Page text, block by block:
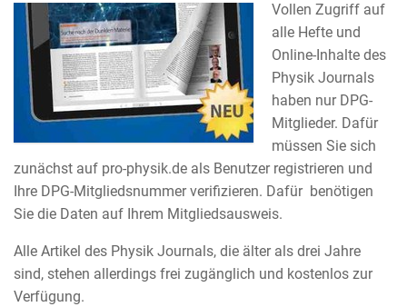
Vollen Zugriff auf
alle Hefte und
Online-Inhalte des
Physik Journals
haben nur DPG-
Mitglieder. Dafür
müssen Sie sich
zunächst auf pro-physik.de als Benutzer registrieren und
Ihre DPG-Mitgliedsnummer verifizieren. Dafür benötigen
Sie die Daten auf Ihrem Mitgliedsausweis.
Alle Artikel des Physik Journals, die älter als drei Jahre
sind, stehen allerdings frei zugänglich und kostenlos zur
Verfügung.